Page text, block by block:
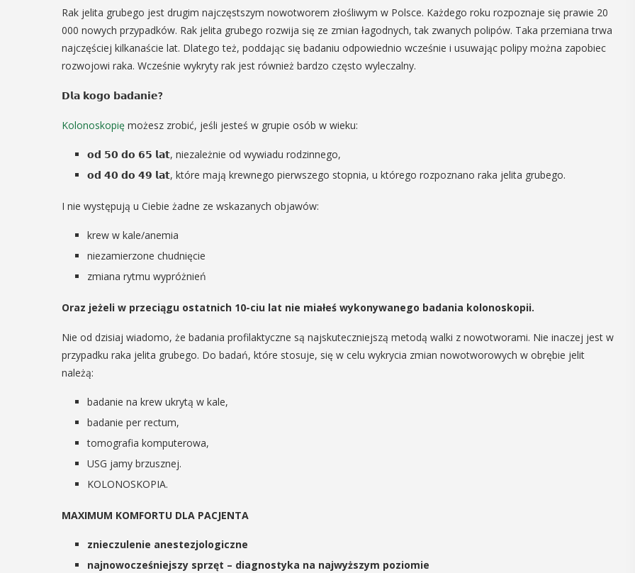
Rak jelita grubego jest drugim najczęstszym nowotworem złośliwym w Polsce. Każdego roku rozpoznaje się prawie 20
000 nowych przypadków. Rak jelita grubego rozwija się ze zmian łagodnych, tak zwanych polipów. Taka przemiana trwa
najczęściej kilkanaście lat. Dlatego też, poddając się badaniu odpowiednio wcześnie i usuwając polipy można zapobiec
rozwojowi raka. Wcześnie wykryty rak jest również bardzo często wyleczalny.
𝗗𝗹𝗮 𝗸𝗼𝗴𝗼 𝗯𝗮𝗱𝗮𝗻𝗶𝗲?
Kolonoskopię możesz zrobić, jeśli jesteś w grupie osób w wieku:
𝗼𝗱 𝟱𝟬 𝗱𝗼 𝟲𝟱 𝗹𝗮𝘁, niezależnie od wywiadu rodzinnego,
𝗼𝗱 𝟰𝟬 𝗱𝗼 𝟰𝟵 𝗹𝗮𝘁, które mają krewnego pierwszego stopnia, u którego rozpoznano raka jelita grubego.
I nie występują u Ciebie żadne ze wskazanych objawów:
krew w kale/anemia
niezamierzone chudnięcie
zmiana rytmu wypróżnień
Oraz jeżeli w przeciągu ostatnich 10-ciu lat nie miałeś wykonywanego badania kolonoskopii.
Nie od dzisiaj wiadomo, że badania profilaktyczne są najskuteczniejszą metodą walki z nowotworami. Nie inaczej jest w
przypadku raka jelita grubego. Do badań, które stosuje, się w celu wykrycia zmian nowotworowych w obrębie jelit
należą:
badanie na krew ukrytą w kale,
badanie per rectum,
tomografia komputerowa,
USG jamy brzusznej.
KOLONOSKOPIA.
MAXIMUM KOMFORTU DLA PACJENTA
znieczulenie anestezjologiczne
najnowocześniejszy sprzęt – diagnostyka na najwyższym poziomie
z
Międzynarodowe
Spotkania z Folklorem
festiwalu jest Gmina
wspierana przez Myślenicki
29
08:00 - 18:00
V Turniej
Myślimira.
Mieszczanie i
piąta edycja Turnieju Myślimira.
POKAŻ SZCZEGÓŁY
Godności Osób z
Intelektualną